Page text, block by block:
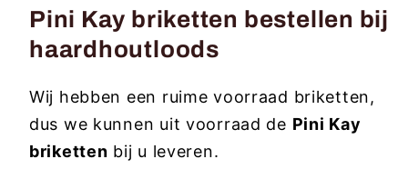
Pini Kay briketten bestellen bij
haardhoutloods
Wij hebben een ruime voorraad briketten,
dus we kunnen uit voorraad de Pini Kay
briketten bij u leveren.